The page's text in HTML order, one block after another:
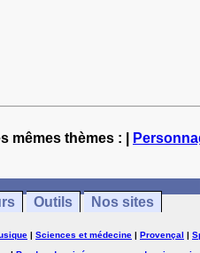
mêmes thèmes : |
Outils Nos sites
| Sciences et médecine | Provençal |